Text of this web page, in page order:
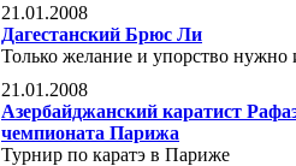
21.01.2008
Дагестанский Брюс Ли
Только желание и упорство нужно
21.01.2008
Азербайджанский каратист
чемпионата Парижа
Турнир по каратэ в Париже